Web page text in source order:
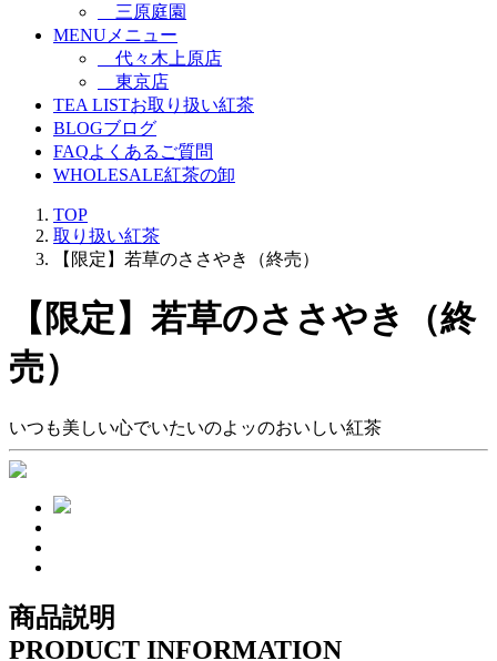
三原庭園
MENU メニュー
代々木上原店
東京店
TEA LISTお取り扱い紅茶
BLOGブログ
FAQよくあるご質問
WHOLESALE紅茶の卸
TOP
取り扱い紅茶
【限定】若草のささやき（終売）
【限定】若草のささやき（終
売）
いつも美しい心でいたいのよッのおいしい紅茶
商品説明
PRODUCT INFORMATION